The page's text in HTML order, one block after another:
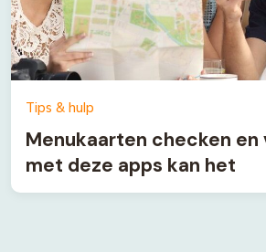
Tips & hulp
Menukaarten checken en
met deze apps kan het